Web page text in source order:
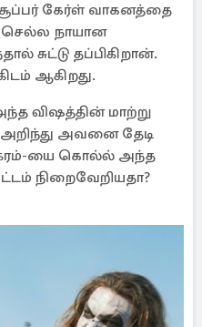
கேர்ள் வாகனத்தை
செல்ல நாயான
சுட்டு தப்பிகிறான்.
ஆகிறது.
விஷத்தின் மாற்று
அறிந்து அவனை தேடி
க்ரம்-யை கொல்ல் அந்த
நிறைவேறியதா?